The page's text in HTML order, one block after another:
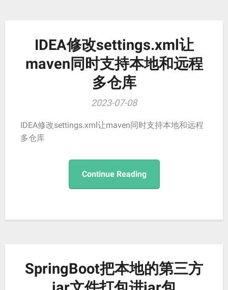
IDEA修改settings.xml让
maven同时支持本地和远程
多仓库
2023-07-08
IDEA修改settings.xml让maven同时支持本地和远程
多仓库
Continue Reading
SpringBoot把本地的第三方